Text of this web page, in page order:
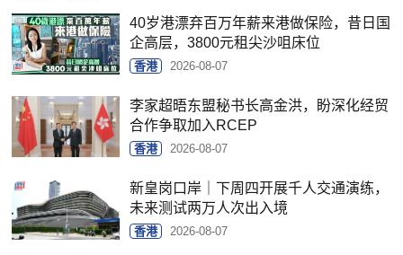
40岁港漂弃百万年薪来港做保险，昔日国
企高层，3800元租尖沙咀床位
香港 2026-08-07
李家超晤东盟秘书长高金洪，盼深化经贸
合作争取加入RCEP
香港 2026-08-07
新皇岗口岸｜下周四开展千人交通演练，
未来测试两万人次出入境
香港 2026-08-07